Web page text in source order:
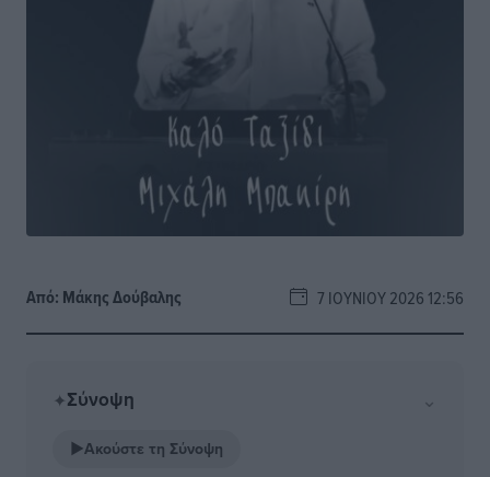
Από: Μάκης Δούβαλης 7 ΙΟΥΝΊΟΥ 2026 12:56
✦Σύνοψη ⌄
▶Ακούστε τη Σύνοψη